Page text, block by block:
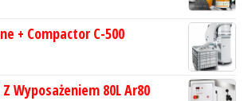
+ Compactor C-500
Wyposażeniem 80L Ar80